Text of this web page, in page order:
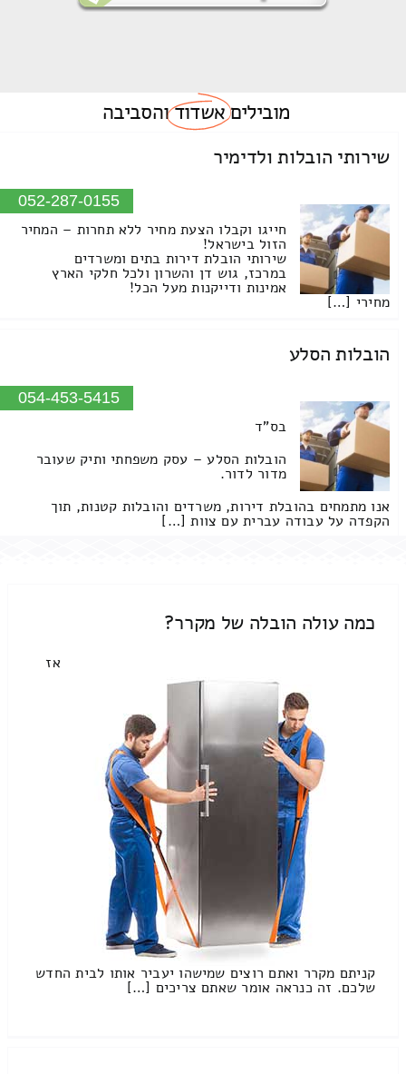
מוביליםאשדודוהסביבה
שירותי הובלות ולדימיר
052-287-0155
חייגו וקבלו הצעת מחיר ללא תחרות – המחיר
הזול בישראל!
שירותי הובלת דירות בתים ומשרדים
במרכז, גוש דן והשרון ולכל חלקי הארץ
אמינות ודייקנות מעל הכל!
מחירי […]
הובלות הסלע
054-453-5415
בס"ד
הובלות הסלע – עסק משפחתי ותיק שעובר
מדור לדור.
אנו מתמחים בהובלת דירות, משרדים והובלות קטנות, תוך
הקפדה על עבודה עברית עם צוות […]
כמה עולה הובלה של מקרר?
אז
קניתם מקרר ואתם רוצים שמישהו יעביר אותו לבית החדש
שלכם. זה כנראה אומר שאתם צריכים […]